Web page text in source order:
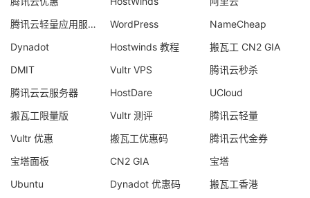
腾讯云轻量应用服务器
WordPress
NameCheap
Dynadot
Hostwinds 教程
搬瓦工 CN2 GIA
DMIT
Vultr VPS
腾讯云秒杀
腾讯云云服务器
HostDare
UCloud
搬瓦工限量版
Vultr 测评
腾讯云轻量
Vultr 优惠
搬瓦工优惠码
腾讯云代金券
宝塔面板
CN2 GIA
宝塔
Ubuntu
Dynadot 优惠码 搬瓦工香港